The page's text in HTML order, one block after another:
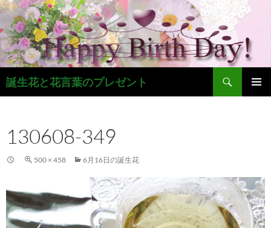
コ
ン
テ
ン
ツ
へ
ス
プ
誕生花と花言葉のプレゼント
検
索
130608-349
500 × 458 6月16日の誕生花